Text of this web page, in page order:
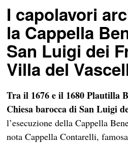
I capolavori
la Cappella
San Luigi dei
Villa del
Tra il 1676 e il 1680 Plautilla
Chiesa barocca di San Luigi
l’esecuzione della Cappella
nota Cappella Contarelli,